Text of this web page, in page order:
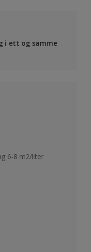
i ett og samme
6-8 m2/liter